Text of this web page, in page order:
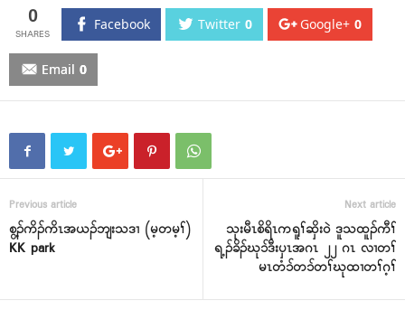
0 Facebook Twitter 0 Google+ 0
Email 0
Previous article
စွ့ၣ်ကိၣ်ကိၤအယၣ်ဘျးသဒၢ (မ့တမ့ၢ်)
KK park
Next article
သုးမီၤစိရိၤကရူၢ်ဆှိးဝဲ ဒူသထူၣ်ကီၢ်
ရ့ၣ်ခိၣ်ဃုၥ်ဒီးပှၤအဂၤ ၂၂ ဂၤ လၢတၢ်
မၤတံၥ်တၥ်တၢ်ဃုထၢတၢ်ဂ့ၢ်